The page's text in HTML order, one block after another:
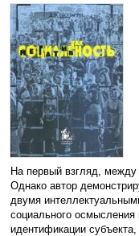
На первый взгляд, между
Однако автор
двумя
социального осмысления
идентификации